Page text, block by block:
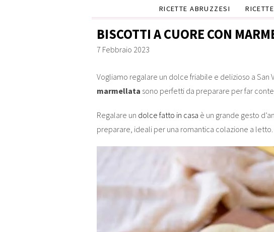
RICETTE ABRUZZESI
BISCOTTI A CUORE CON
7 Febbraio 2023
Vogliamo regalare un dolce friabile e delizioso a San
marmellata sono perfetti da preparare per far
Regalare un dolce fatto in casa è un grande gesto
preparare, ideali per una romantica colazione a letto.